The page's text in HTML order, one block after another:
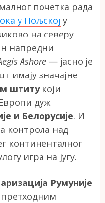
почетка рада
у Пољској у
на северу
напредни
Ashore — јасно је
имају значајне
штитукоји
дуж
и Белорусије. И
контрола над
континенталног
игра на југу.
Румуније